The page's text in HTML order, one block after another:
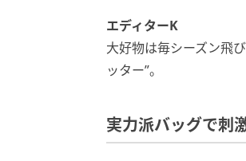
エディターK
大好物は毎シーズン飛
ッター”。
実力派バッグで刺